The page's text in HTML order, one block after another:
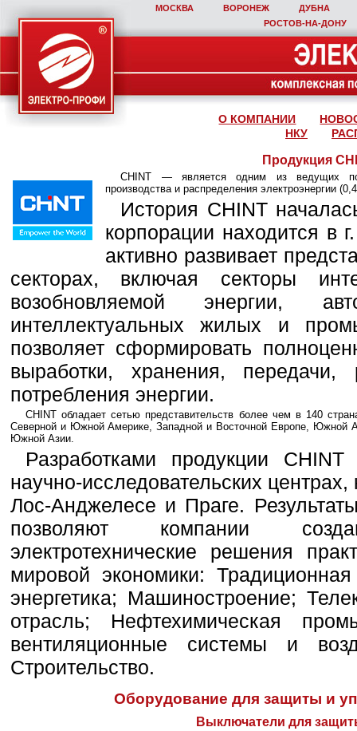
МОСКВА ВОРОНЕЖ
ДУБНА
РОСТОВ‑НА‑ДОНУ
О КОМПАНИИ
НКУ
Продукция
CHINT — является одним из ведущих
производства и распределения электроэнергии
История CHINT
корпорации находится в
активно развивает
секторах, включая секторы
возобновляемой энергии,
интеллектуальных жилых и
позволяет сформировать
выработки, хранения,
потребления энергии.
CHINT обладает сетью представительств более чем в 140
Северной и Южной Америке, Западной и Восточной Европе, Южной
Южной Азии.
Разработками продукции
научно-исследовательских
Лос-Анджелесе и Праге.
позволяют компании
электротехнические решения
мировой экономики: Традиционная
энергетика; Машиностроение;
отрасль; Нефтехимическая
вентиляционные системы и
Строительство.
Оборудование для защиты и
Выключатели для